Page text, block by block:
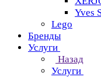
Yves
Lego
Бренды
Услуги
Назад
Услуги